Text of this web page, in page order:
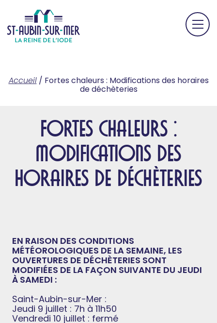
Accueil/ Fortes chaleurs : Modifications des horaires
de déchèteries
Fortes chaleurs :
Modifications des
horaires de déchèteries
EN RAISON DES CONDITIONS
MÉTÉOROLOGIQUES DE LA SEMAINE, LES
OUVERTURES DE DÉCHÈTERIES SONT
MODIFIÉES DE LA FAÇON SUIVANTE DU JEUDI
À SAMEDI :
Saint-Aubin-sur-Mer :
Jeudi 9 juillet : 7h à 11h50
Vendredi 10 juillet : fermé